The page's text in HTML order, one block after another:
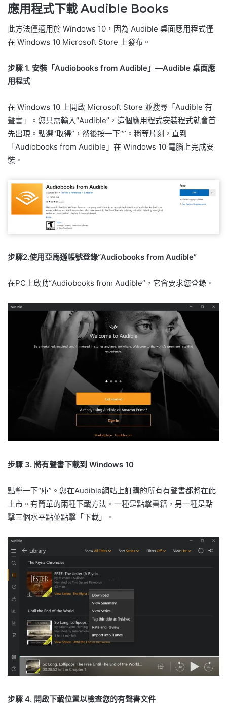
應用程式下載 Audible Books
此方法僅適用於 Windows 10，因為 Audible 桌面應用程式僅
在 Windows 10 Microsoft Store 上發布。
步驟 1. 安裝「Audiobooks from Audible」—Audible 桌面應
用程式
在 Windows 10 上開啟 Microsoft Store 並搜尋「Audible 有
聲書」。您只需輸入“Audible”，這個應用程式安裝程式就會首
先出現。點選“取得”，然後按一下“”。稍等片刻，直到
「Audiobooks from Audible」在 Windows 10 電腦上完成安
裝。
步驟2.使用亞馬遜帳號登錄“Audiobooks from Audible”
在PC上啟動“Audiobooks from Audible”，它會要求您登錄。
步驟 3. 將有聲書下載到 Windows 10
點擊一下“庫”。您在Audible網站上訂購的所有有聲書都將在此
上市。有簡單的兩種下載方法。一種是點擊書籍，另一種是點
擊三個水平點並點擊「下載」。
步驟 4. 開啟下載位置以檢查您的有聲書文件